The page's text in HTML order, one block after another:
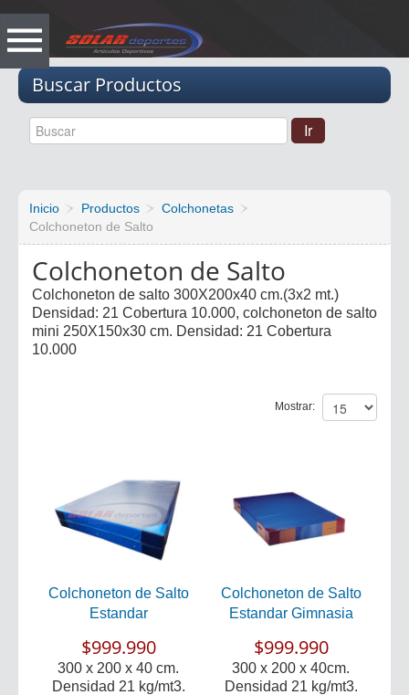
Buscar Productos
Inicio Productos
Colchonetas
Colchoneton de Salto
Colchoneton de Salto
Colchoneton de salto 300X200x40 cm.(3x2 mt.)
Densidad: 21 Cobertura 10.000, colchoneton de salto
mini 250X150x30 cm. Densidad: 21 Cobertura
10.000
Mostrar:
Colchoneton de Salto
Estandar
$999.990
300 x 200 x 40 cm.
Densidad 21 kg/mt3.
Colchoneton de Salto
Estandar Gimnasia
$999.990
300 x 200 x 40cm.
Densidad 21 kg/mt3.